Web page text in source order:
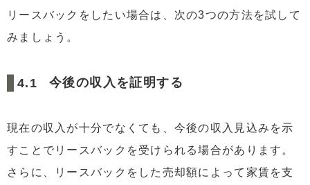
リースバックをしたい場合は、次の3つの方法を試して
みましょう。
今後の収入を証明する
現在の収入が十分でなくても、今後の収入見込みを示
すことでリースバックを受けられる場合があります。
さらに、リースバックをした売却額によって家賃を支